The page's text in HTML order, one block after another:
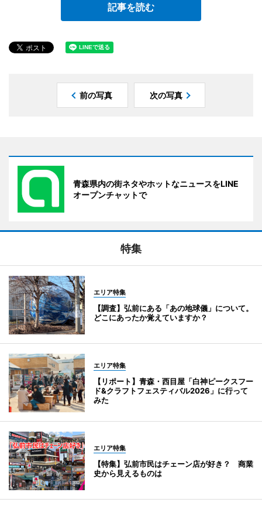
記事を読む
前の写真 次の写真
青森県内の街ネタやホットなニュースをLINE
オープンチャットで
特集
エリア特集
【調査】弘前にある「あの地球儀」について。
どこにあったか覚えていますか？
エリア特集
【リポート】青森・西目屋「白神ピークスフー
ド&クラフトフェスティバル2026」に行って
みた
エリア特集
【特集】弘前市民はチェーン店が好き？ 商業
史から見えるものは